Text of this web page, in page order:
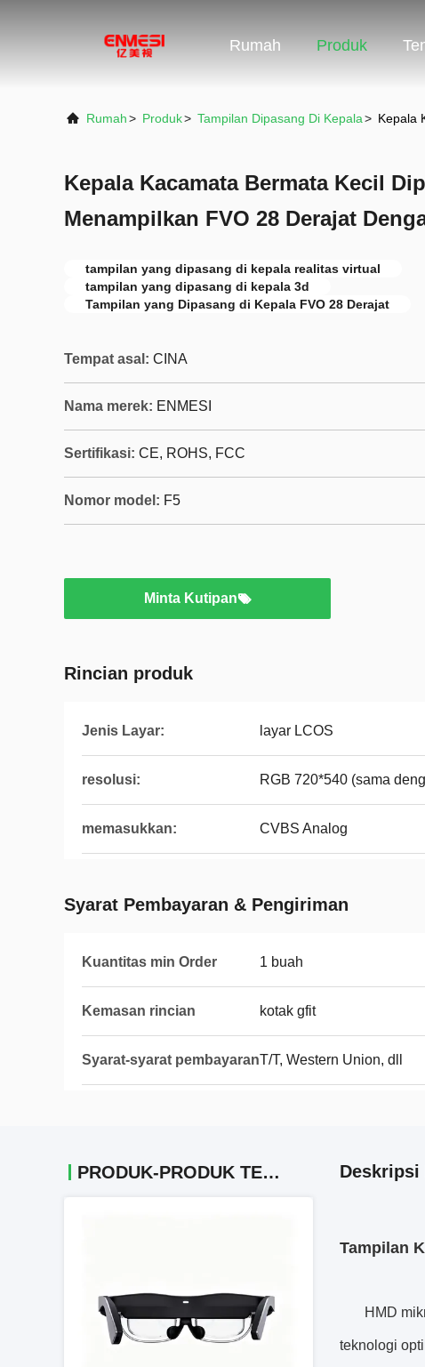
Rumah Produk
Rumah> Produk> Tampilan Dipasang Di Kepala> Kepala
Kepala Kacamata Bermata Kecil
Menampilkan FVO 28 Derajat
tampilan yang dipasang di kepala realitas virtual
tampilan yang dipasang di kepala 3d
Tampilan yang Dipasang di Kepala FVO 28 Derajat
Tempat asal: CINA
Nama merek: ENMESI
Sertifikasi: CE, ROHS, FCC
Nomor model: F5
Minta Kutipan
Rincian produk
Jenis Layar: layar LCOS
resolusi: RGB 720*540 (sama
memasukkan: CVBS Analog
Syarat Pembayaran & Pengiriman
Kuantitas min Order 1 buah
Kemasan rincian kotak gfit
Syarat-syarat pembayaranT/T, Western Union, dll
PRODUK-PRODUK TERKAIT Deskripsi
Tampilan
HMD
teknologi